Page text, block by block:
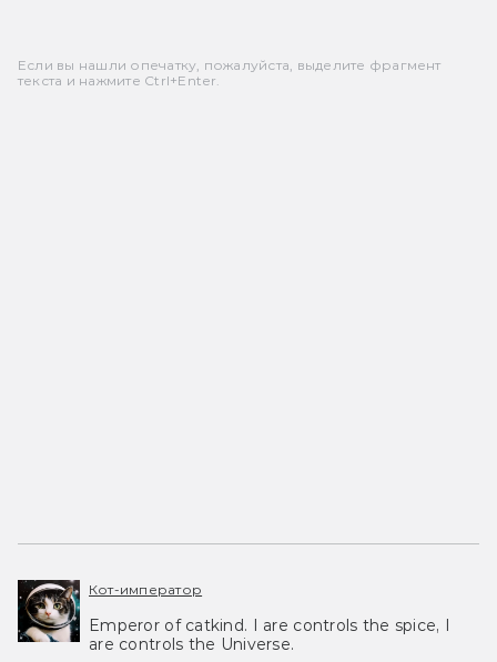
Если вы нашли опечатку, пожалуйста, выделите фрагмент
текста и нажмите Ctrl+Enter.
Кот-император
Emperor of catkind. I are controls the spice, I
are controls the Universe.